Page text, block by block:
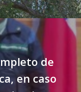
de
en caso